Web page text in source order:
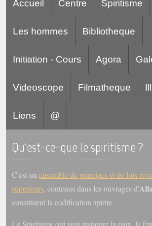
Accueil Centre Spiritisme
Les hommes Bibliotheque
Initiation - Cours Agora
Videoscope Filmatheque
Liens @
Qu'est-ce-que le spiritisme ?
C'est un ensemble de principes et de lois
superieurs, contenus dans les ouvrages d'
constituent la codification spirite.
Le Spiritisme qui veut instaurer la paix, la